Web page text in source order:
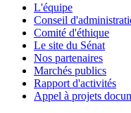
L'équipe
Conseil
Comité d'éthique
Le site du Sénat
Nos partenaires
Marchés publics
Rapport d'activités
Appel à projets